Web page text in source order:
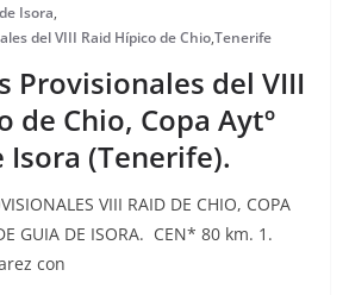
Isora,
del VIII Raid Hípico de Chio,Tenerife
Provisionales del VIII
de Chio, Copa Aytº
Isora (Tenerife).
VIII RAID DE CHIO, COPA
GUIA DE ISORA. CEN* 80 km. 1.
con